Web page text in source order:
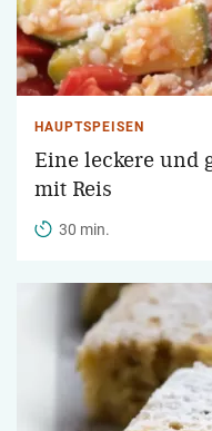
HAUPTSPEISEN
Eine leckere und
mit Reis
30 min.